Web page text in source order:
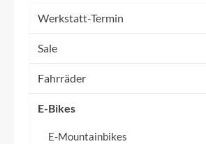
Werkstatt-Termin
Sale
Fahrräder
E-Bikes
E-Mountainbikes